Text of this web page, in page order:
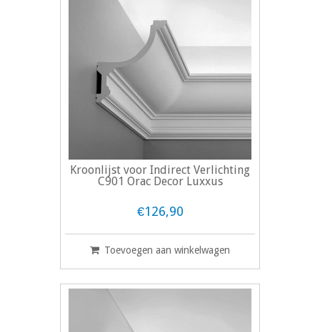
Kroonlijst voor Indirect Verlichting
C901 Orac Decor Luxxus
€126,90
Toevoegen aan winkelwagen